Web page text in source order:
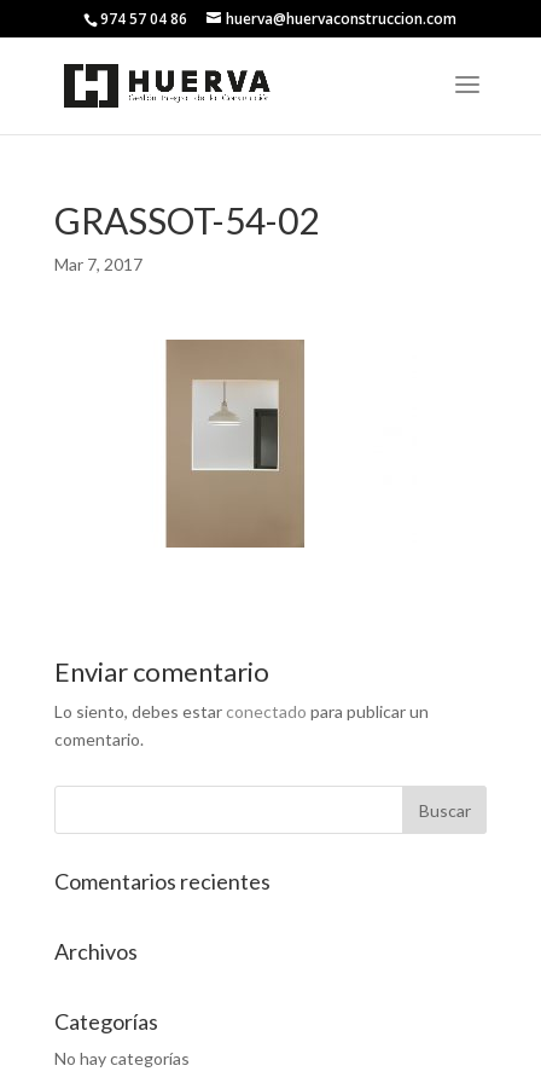
974 57 04 86 huerva@huervaconstruccion.com
GRASSOT-54-02
Mar 7, 2017
Enviar comentario
Lo siento, debes estarconectado para publicar un
comentario.
Comentarios recientes
Archivos
Categorías
No hay categorías